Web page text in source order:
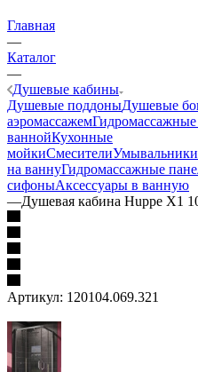
Главная
—
Каталог
—
Душевые кабины
Душевые поддоныДушевые
аэромассажем
ваннойКухонные
мойкиСмесителиУмывальники
на ваннуГидромассажные
сифоныАксессуары в ванную
—Душевая кабина Huppe X1
Артикул: 120104.069.321